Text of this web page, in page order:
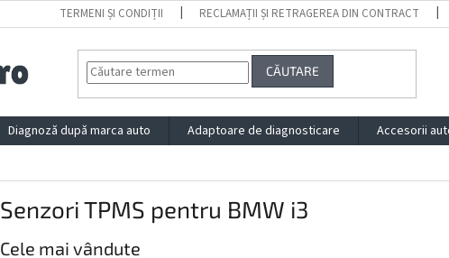
TERMENI ȘI CONDIȚII RECLAMAȚII ȘI RETRAGEREA DIN CONTRACT
CĂUTARE
Diagnoză după marca auto Adaptoare de diagnosticare Accesorii
Senzori TPMS pentru BMW i3
Cele mai vândute